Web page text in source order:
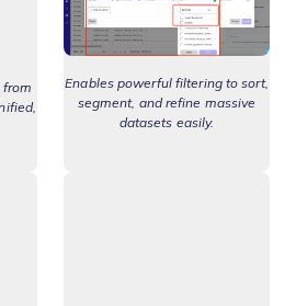
from
Enables powerful filtering to sort,
segment, and refine massive
datasets easily.